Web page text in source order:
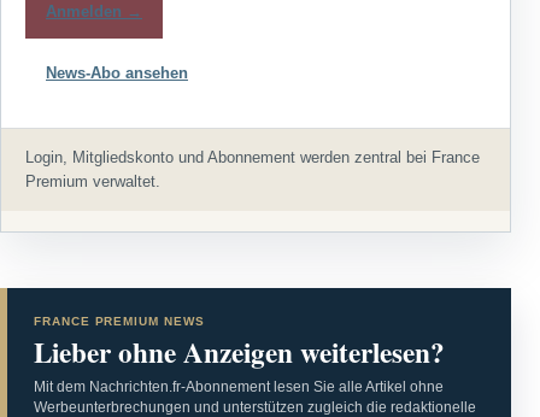
Anmelden →
News-Abo ansehen
Login, Mitgliedskonto und Abonnement werden zentral bei France
Premium verwaltet.
FRANCE PREMIUM NEWS
Lieber ohne Anzeigen weiterlesen?
Mit dem Nachrichten.fr-Abonnement lesen Sie alle Artikel ohne
Werbeunterbrechungen und unterstützen zugleich die redaktionelle